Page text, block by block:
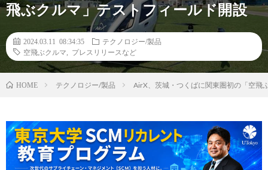
飛ぶクルマ」テストフィールド開設
2024.03.11 08:34:35
テクノロジー/製品
空飛ぶクルマ
プレスリリースなど
HOME テクノロジー/製品 AirX、茨城・つくばに関東圏初の「空飛